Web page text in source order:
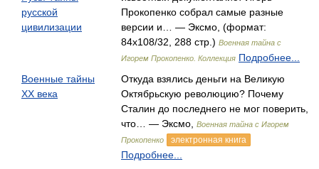
русской
цивилизации
Прокопенко собрал самые разные
версии и… — Эксмо, (формат:
84x108/32, 288 стр.) Военная тайна с
Игорем Прокопенко. Коллекция Подробнее...
Военные тайны
ХХ века
Откуда взялись деньги на Великую
Октябрьскую революцию? Почему
Сталин до последнего не мог поверить,
что… — Эксмо,
Военная тайна с Игорем
Прокопенко
электронная книга
Подробнее...